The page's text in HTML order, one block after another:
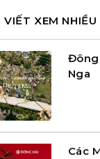
VIẾT XEM NHIỀU
Đông
Nga
Các